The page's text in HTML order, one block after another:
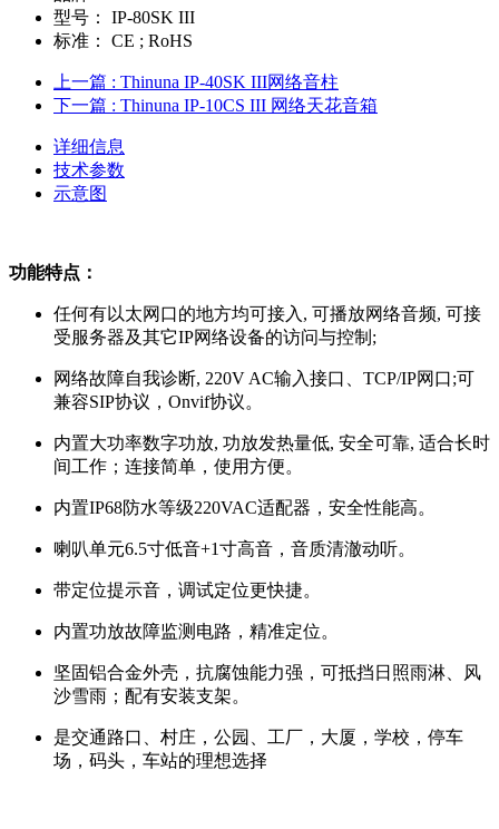
型号：
IP-80SK III
标准：
CE ; RoHS
上一篇 : Thinuna IP-40SK III网络音柱
下一篇 : Thinuna IP-10CS III 网络天花音箱
详细信息
技术参数
示意图
功能特点：
任何有以太网口的地方均可接入, 可播放网络音频, 可接
受服务器及其它IP网络设备的访问与控制;
网络故障自我诊断, 220V AC输入接口、TCP/IP网口;可
兼容SIP协议，Onvif协议。
内置大功率数字功放, 功放发热量低, 安全可靠, 适合长时
间工作；连接简单，使用方便。
内置IP68防水等级220VAC适配器，安全性能高。
喇叭单元6.5寸低音+1寸高音，音质清澈动听。
带定位提示音，调试定位更快捷。
内置功放故障监测电路，精准定位。
坚固铝合金外壳，抗腐蚀能力强，可抵挡日照雨淋、风
沙雪雨；配有安装支架。
是交通路口、村庄，公园、工厂，大厦，学校，停车
场，码头，车站的理想选择